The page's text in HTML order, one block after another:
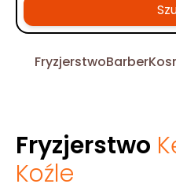
FryzjerstwoBarber
Fryzjerstwo
Koźle